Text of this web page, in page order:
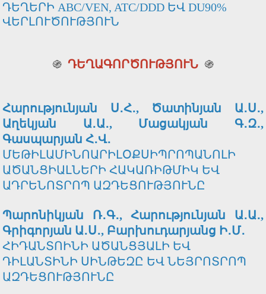
ԴԵՂԵՐԻ ABC/VEN, ATC/DDD ԵՎ DU90%
ՎԵՐԼՈՒԾՈՒԹՅՈՒՆ
֍ ԴԵՂԱԳՈՐԾՈՒԹՅՈՒՆ ֍
Հարությունյան Ս․Հ․, Ծատինյան Ա․Ս․,
Աղեկյան Ա․Ա․, Մացակյան Գ․Զ․,
Գասպարյան Հ․Վ․
ՄԵԹԻԼԱՄԻՆՈԱՐԻԼՕՔՍԻՊՐՈՊԱՆՈԼԻ
ԱԾԱՆՑԻԱԼՆԵՐԻ ՀԱԿԱՌԻԹՄԻԿ ԵՎ
ԱԴՐԵՆՈՏՐՈՊ ԱԶԴԵՑՈՒԹՅՈՒՆԸ
Պարոնիկյան Ռ․Գ․, Հարությունյան Ա․Ա․,
Գրիգորյան Ա․Ս․, Բարխուդարյանց Ի․Մ․
ՀԻԴԱՆՏՈԻՆԻ ԱԾԱՆՑՅԱԼԻ ԵՎ
ԴԻԼԱՆՏԻՆԻ ՍԻՆԹԵԶԸ ԵՎ ՆԵՅՐՈՏՐՈՊ
ԱԶԴԵՑՈՒԹՅՈՒՆԸ